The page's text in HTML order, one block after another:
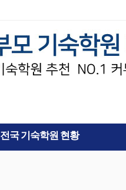
AD
전국 기숙학원 현황